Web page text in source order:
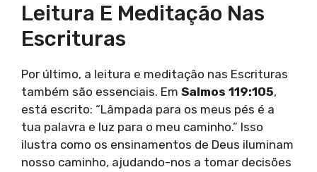
Leitura E Meditação Nas
Escrituras
Por último, a leitura e meditação nas Escrituras
também são essenciais. Em Salmos 119:105,
está escrito: “Lâmpada para os meus pés é a
tua palavra e luz para o meu caminho.” Isso
ilustra como os ensinamentos de Deus iluminam
nosso caminho, ajudando-nos a tomar decisões